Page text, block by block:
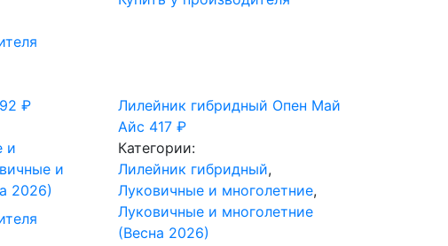
₽
и
и
2026)
Лилейник гибридный Опен Май
Айс 417₽
Категории:
Лилейник гибридный,
Луковичные и многолетние,
Луковичные и многолетние
(Весна 2026)